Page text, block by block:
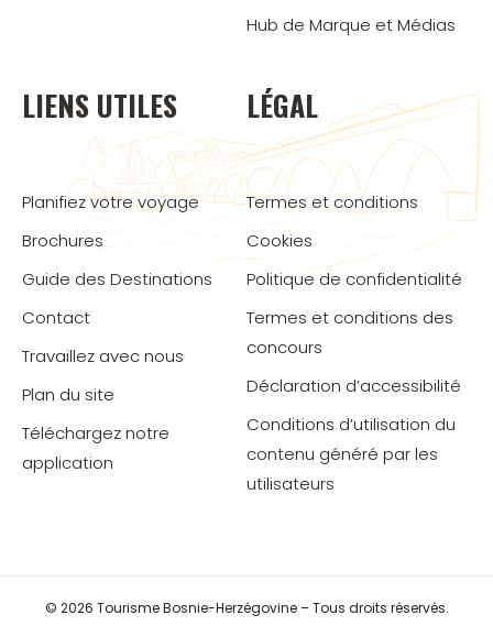
Hub de Marque et Médias
LIENS UTILES
Planifiez votre voyage
Brochures
Guide des Destinations
Contact
Travaillez avec nous
Plan du site
Téléchargez notre
application
LÉGAL
Termes et conditions
Cookies
Politique de confidentialité
Termes et conditions des
concours
Déclaration d’accessibilité
Conditions d’utilisation du
contenu généré par les
utilisateurs
© 2026 Tourisme Bosnie-Herzégovine – Tous droits réservés.